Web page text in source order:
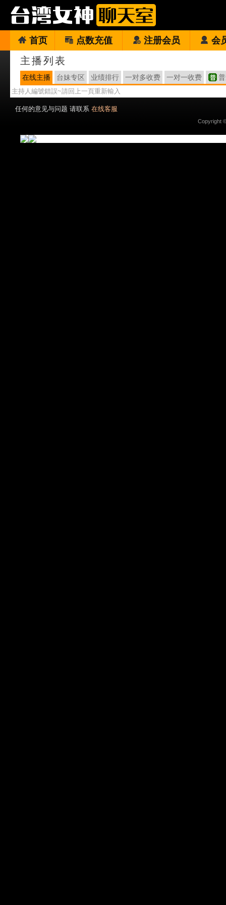
首页 点数充值 注册会员 会
主播列表
在线主播 台妹专区 业绩排行 一对多收费 一对一收费
主持人編號錯誤~請回上一頁重新輸入
任何的意见与问题 请联系 在线客服
Copyright